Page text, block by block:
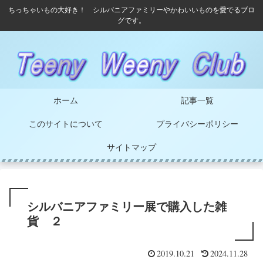
ちっちゃいもの大好き！ シルバニアファミリーやかわいいものを愛でるブロ
グです。
ホーム 記事一覧
このサイトについて プライバシーポリシー
サイトマップ
シルバニアファミリー展で購入した雑
貨 ２
2019.10.21 2024.11.28